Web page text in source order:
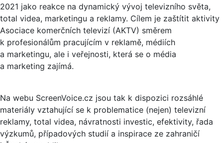
2021 jako reakce na dynamický vývoj televizního světa,
total videa, marketingu a reklamy. Cílem je zaštítit aktivity
Asociace komerčních televizí (AKTV) směrem
k profesionálům pracujícím v reklamě, médiích
a marketingu, ale i veřejnosti, která se o média
a marketing zajímá.
Na webu ScreenVoice.cz jsou tak k dispozici rozsáhlé
materiály vztahující se k problematice (nejen) televizní
reklamy, total videa, návratnosti investic, efektivity, řada
výzkumů, případových studií a inspirace ze zahraničí